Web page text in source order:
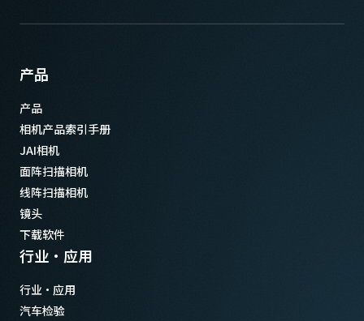
产品
产品
相机产品索引手册
JAI相机
面阵扫描相机
线阵扫描相机
镜头
下载软件
行业·应用
行业·应用
汽车检验